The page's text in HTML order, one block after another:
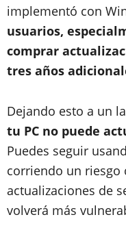
implementó con
usuarios,
comprar
tres años
Dejando esto a un
tu PC no puede
Puedes seguir
corriendo un riesgo
actualizaciones de
volverá más